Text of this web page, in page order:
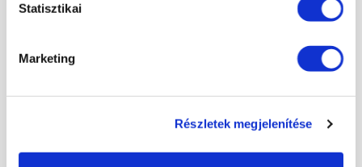
Statisztikai
Marketing
Részletek megjelenítése